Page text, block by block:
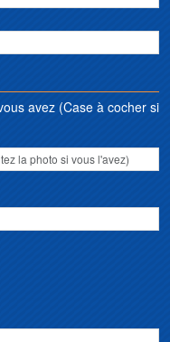
avez (Case à cocher si